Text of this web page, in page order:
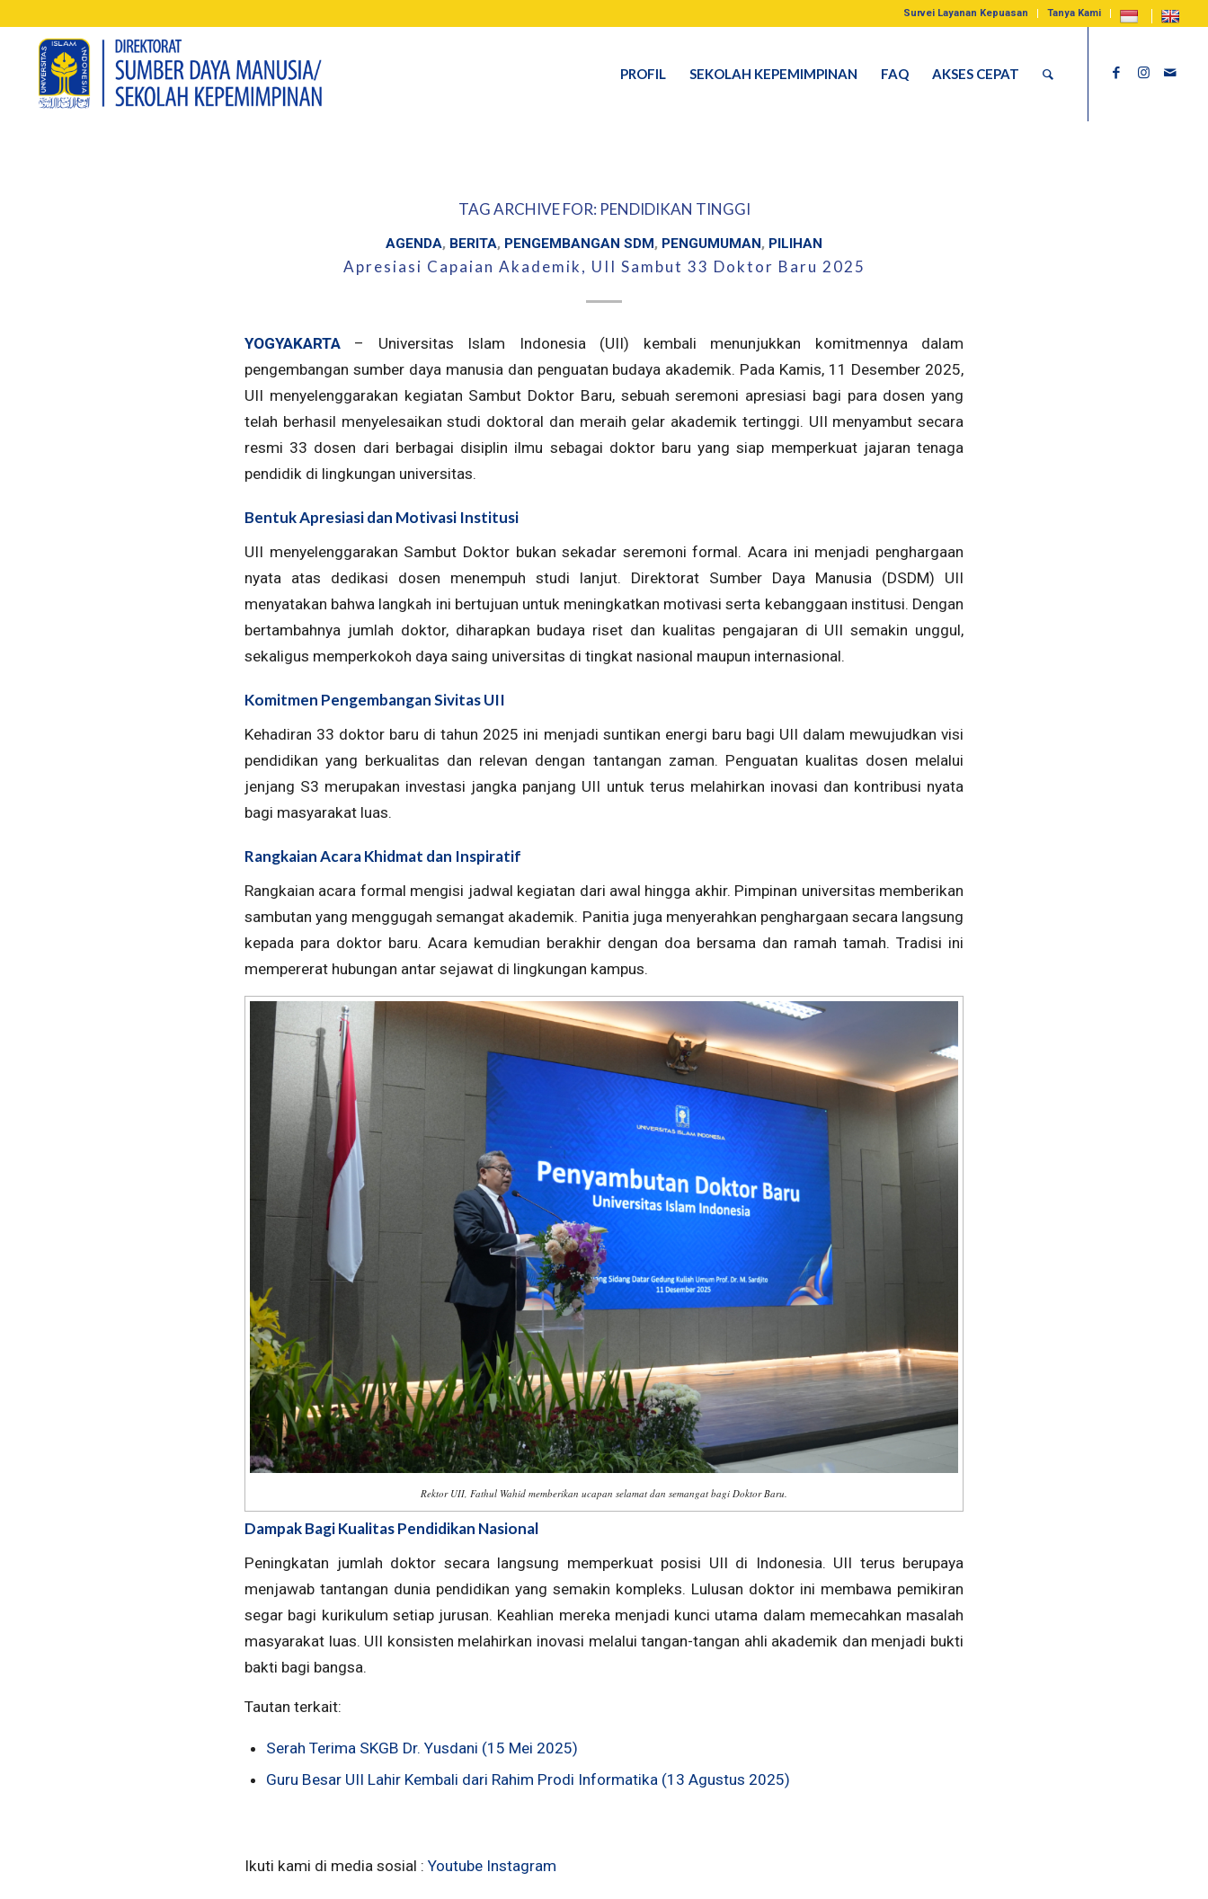
Survei Layanan Kepuasan Tanya Kami
PROFIL SEKOLAH KEPEMIMPINAN FAQ AKSES CEPAT
TAG ARCHIVE FOR: PENDIDIKAN TINGGI
AGENDA, BERITA, PENGEMBANGAN SDM, PENGUMUMAN, PILIHAN
Apresiasi Capaian Akademik, UII Sambut 33 Doktor Baru 2025
YOGYAKARTA – Universitas Islam Indonesia (UII) kembali menunjukkan komitmennya dalam
pengembangan sumber daya manusia dan penguatan budaya akademik. Pada Kamis, 11 Desember 2025,
UII menyelenggarakan kegiatan Sambut Doktor Baru, sebuah seremoni apresiasi bagi para dosen yang
telah berhasil menyelesaikan studi doktoral dan meraih gelar akademik tertinggi. UII menyambut secara
resmi 33 dosen dari berbagai disiplin ilmu sebagai doktor baru yang siap memperkuat jajaran tenaga
pendidik di lingkungan universitas.
Bentuk Apresiasi dan Motivasi Institusi
UII menyelenggarakan Sambut Doktor bukan sekadar seremoni formal. Acara ini menjadi penghargaan
nyata atas dedikasi dosen menempuh studi lanjut. Direktorat Sumber Daya Manusia (DSDM) UII
menyatakan bahwa langkah ini bertujuan untuk meningkatkan motivasi serta kebanggaan institusi. Dengan
bertambahnya jumlah doktor, diharapkan budaya riset dan kualitas pengajaran di UII semakin unggul,
sekaligus memperkokoh daya saing universitas di tingkat nasional maupun internasional.
Komitmen Pengembangan Sivitas UII
Kehadiran 33 doktor baru di tahun 2025 ini menjadi suntikan energi baru bagi UII dalam mewujudkan visi
pendidikan yang berkualitas dan relevan dengan tantangan zaman. Penguatan kualitas dosen melalui
jenjang S3 merupakan investasi jangka panjang UII untuk terus melahirkan inovasi dan kontribusi nyata
bagi masyarakat luas.
Rangkaian Acara Khidmat dan Inspiratif
Rangkaian acara formal mengisi jadwal kegiatan dari awal hingga akhir. Pimpinan universitas memberikan
sambutan yang menggugah semangat akademik. Panitia juga menyerahkan penghargaan secara langsung
kepada para doktor baru. Acara kemudian berakhir dengan doa bersama dan ramah tamah. Tradisi ini
mempererat hubungan antar sejawat di lingkungan kampus.
Rektor UII, Fathul Wahid memberikan ucapan selamat dan semangat bagi Doktor Baru.
Dampak Bagi Kualitas Pendidikan Nasional
Peningkatan jumlah doktor secara langsung memperkuat posisi UII di Indonesia. UII terus berupaya
menjawab tantangan dunia pendidikan yang semakin kompleks. Lulusan doktor ini membawa pemikiran
segar bagi kurikulum setiap jurusan. Keahlian mereka menjadi kunci utama dalam memecahkan masalah
masyarakat luas. UII konsisten melahirkan inovasi melalui tangan-tangan ahli akademik dan menjadi bukti
bakti bagi bangsa.
Tautan terkait:
Serah Terima SKGB Dr. Yusdani (15 Mei 2025)
Guru Besar UII Lahir Kembali dari Rahim Prodi Informatika (13 Agustus 2025)
Ikuti kami di media sosial : Youtube Instagram